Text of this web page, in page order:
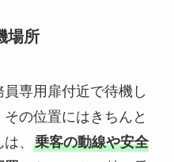
場所
専用扉付近で待機し
の位置にはきちんと
、 乗客の動線や安全